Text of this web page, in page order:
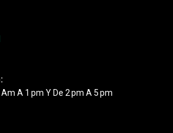
A 1 Pm Y De 2 Pm A 5 Pm